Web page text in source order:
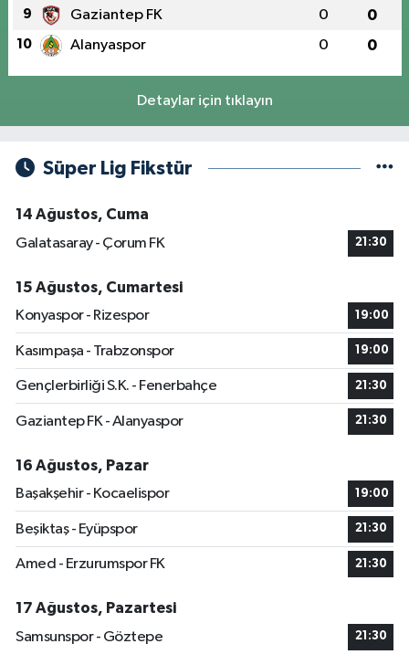
9 Gaziantep FK 0 0
10 Alanyaspor 0 0
Detaylar için tıklayın
Süper Lig Fikstür
14 Ağustos, Cuma
Galatasaray - Çorum FK
21:30
15 Ağustos, Cumartesi
Konyaspor - Rizespor
19:00
Kasımpaşa - Trabzonspor 19:00
Gençlerbirliği S.K. - Fenerbahçe 21:30
Gaziantep FK - Alanyaspor 21:30
16 Ağustos, Pazar
Başakşehir - Kocaelispor
19:00
Beşiktaş - Eyüpspor 21:30
Amed - Erzurumspor FK 21:30
17 Ağustos, Pazartesi
Samsunspor - Göztepe
21:30